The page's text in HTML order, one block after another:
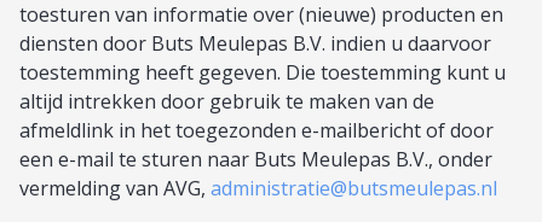
toesturen van informatie over (nieuwe) producten en
diensten door Buts Meulepas B.V. indien u daarvoor
toestemming heeft gegeven. Die toestemming kunt u
altijd intrekken door gebruik te maken van de
afmeldlink in het toegezonden e-mailbericht of door
een e-mail te sturen naar Buts Meulepas B.V., onder
vermelding van AVG, administratie@butsmeulepas.nl